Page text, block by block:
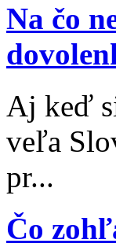
Na čo
Aj keď
veľa
pr...
Čo